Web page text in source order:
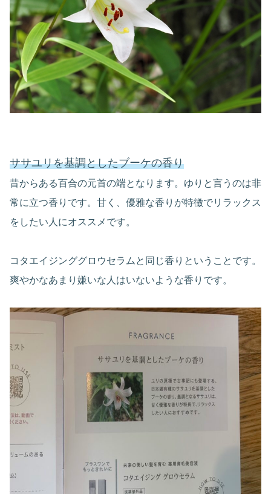
ササユリを基調としたブーケの香り
昔からある百合の元首の端となります。ゆりと言うのは非
常に立つ香りです。甘く、優雅な香りが特徴でリラックス
をしたい人にオススメです。
コタエイジンググロウセラムと同じ香りということです。
爽やかなあまり嫌いな人はいないような香りです。